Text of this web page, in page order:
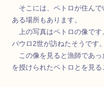
そこには、ペトロが住んで
ある場所もあります。
上の写真はペトロの像です
パウロ2世が訪ねたそうです。
この像を見ると漁師であっ
を授けられたペトロとを見る